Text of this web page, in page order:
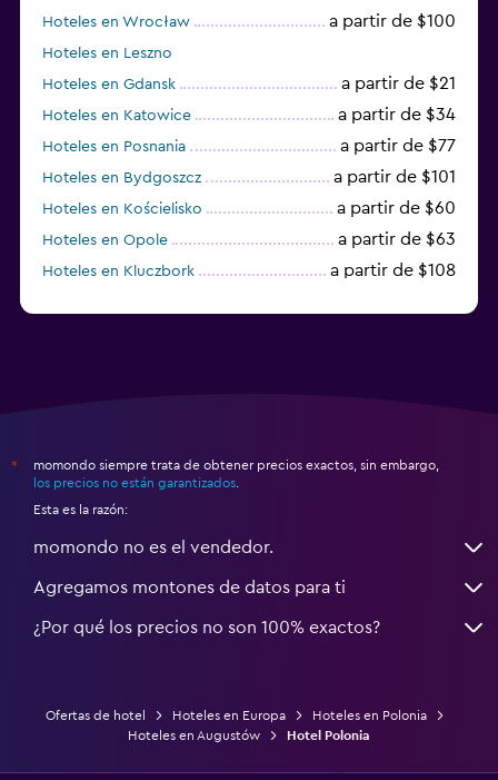
Hoteles en Wrocław a partir de $100
Hoteles en Leszno
Hoteles en Gdansk
a partir de $21
Hoteles en Katowice a partir de $34
Hoteles en Posnania a partir de $77
Hoteles en Bydgoszcz a partir de $101
Hoteles en Kościelisko a partir de $60
Hoteles en Opole a partir de $63
Hoteles en Kluczbork a partir de $108
*
momondo siempre trata de obtener precios exactos, sin embargo,
los precios no están garantizados
Esta es la razón:
momondo no es el vendedor.
Agregamos montones de datos para ti
¿Por qué los precios no son 100% exactos?
Ofertas de hotel Hoteles en Europa
Hoteles en Polonia
Hoteles en Augustów
Hotel Polonia